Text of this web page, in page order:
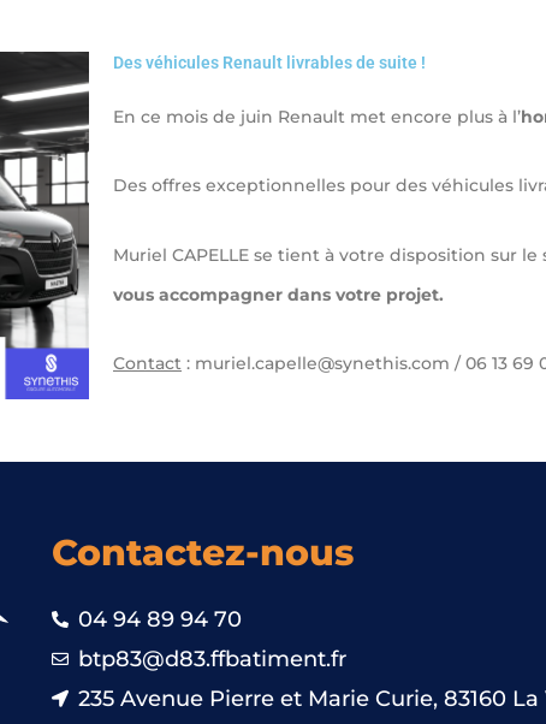
Des véhicules Renault livrables de suite !
En ce mois de juin Renault met encore plus à l’
Des offres exceptionnelles pour des véhicules
Muriel CAPELLE se tient à votre disposition sur
vous accompagner dans votre projet.
Contact : muriel.capelle@synethis.com / 06 13 69
Contactez-nous
04 94 89 94 70
btp83@d83.ffbatiment.fr
235 Avenue Pierre et Marie Curie, 83160